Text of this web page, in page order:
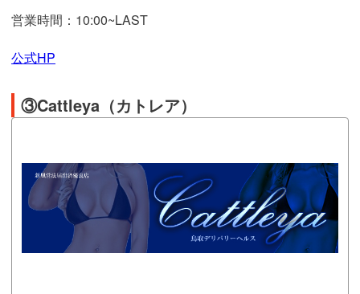
営業時間：10:00~LAST
公式HP
③Cattleya（カトレア）